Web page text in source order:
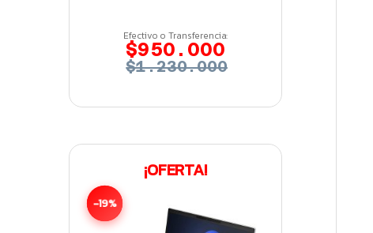
Efectivo o Transferencia:
$950.000
$1.230.000
¡OFERTA!
-19%